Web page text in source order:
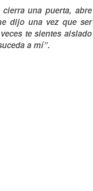
una puerta, abre
dijo una vez que ser
te sientes aislado
a mí”.